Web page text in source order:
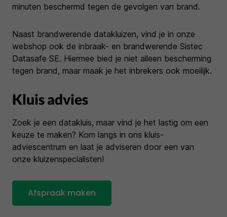
minuten beschermd tegen de gevolgen van brand.
Naast brandwerende datakluizen, vind je in onze
webshop ook de inbraak- en brandwerende Sistec
Datasafe SE. Hiermee bied je niet alleen bescherming
tegen brand, maar maak je het inbrekers ook moeilijk.
Kluis advies
Zoek je een datakluis, maar vind je het lastig om een
keuze te maken? Kom langs in ons kluis-
adviescentrum en laat je adviseren door een van
onze kluizenspecialisten!
Afspraak maken